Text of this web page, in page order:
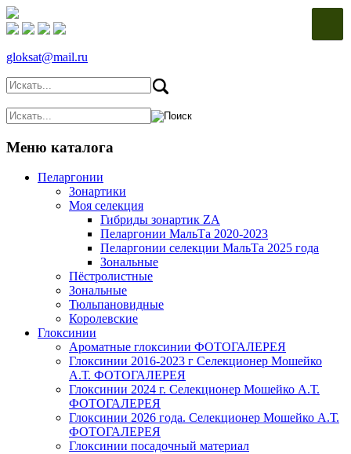
gloksat@mail.ru
Меню каталога
Пеларгонии
Зонартики
Моя селекция
Гибриды зонартик ZA
Пеларгонии МальТа 2020-2023
Пеларгонии селекции МальТа 2025 года
Зональные
Пёстролистные
Зональные
Тюльпановидные
Королевские
Глоксинии
Ароматные глоксинии ФОТОГАЛЕРЕЯ
Глоксинии 2016-2023 г Селекционер Мошейко
А.Т. ФОТОГАЛЕРЕЯ
Глоксинии 2024 г. Селекционер Мошейко А.Т.
ФОТОГАЛЕРЕЯ
Глоксинии 2026 года. Селекционер Мошейко А.Т.
ФОТОГАЛЕРЕЯ
Глоксинии посадочный материал